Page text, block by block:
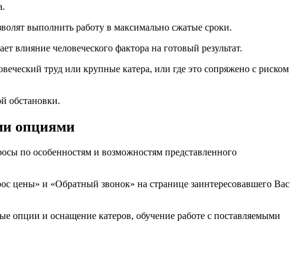
выполнить работу в максимально сжатые сроки.
влияние человеческого фактора на готовый результат.
труд или крупные катера, или где это сопряжено с риском
обстановки.
опциями
по особенностям и возможностям представленного
цены» и «Обратный звонок» на странице заинтересовавшего Вас
опции и оснащение катеров, обучение работе с поставляемыми